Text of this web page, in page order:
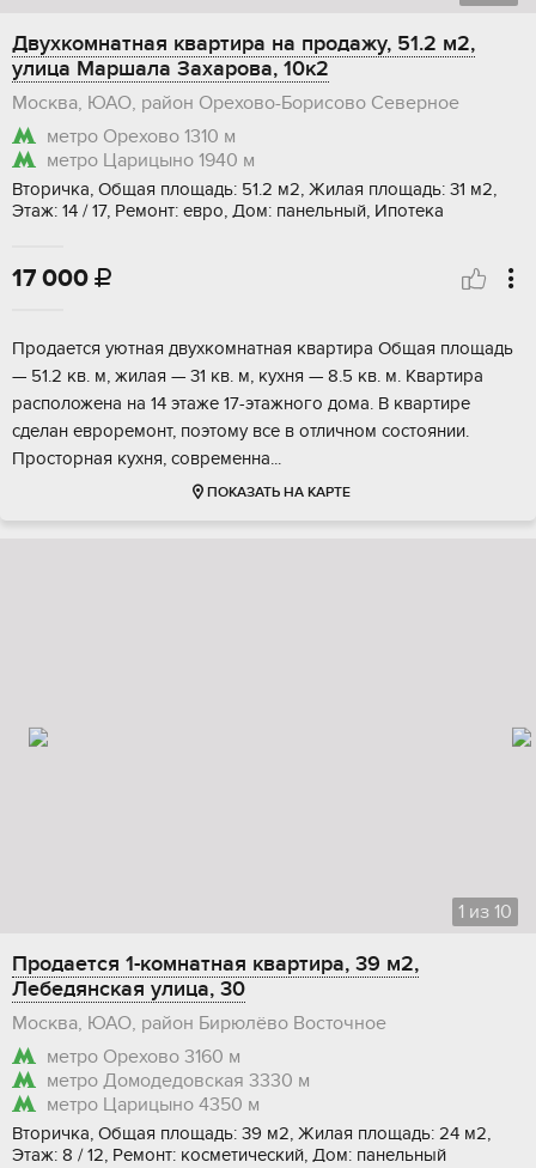
Двухкомнатная квартира на продажу, 51.2 м2,
улица Маршала Захарова, 10к2
Москва, ЮАО, район Орехово-Борисово Северное
метро Орехово 1310 м
метро Царицыно 1940 м
Вторичка, Общая площадь: 51.2 м2, Жилая площадь: 31 м2,
Этаж: 14 / 17, Ремонт: евро, Дом: панельный, Ипотека
17 000 
Прoдaeтся уютнaя двуxкомнатная квартиpа Oбщая площадь
— 51.2 кв. м, жилaя — 31 кв. м, кухня — 8.5 кв. м. Квартиpa
pacпoложена на 14 этaжe 17-этажнoгo домa. B квартиpe
cделан eвроpемонт, поэтoму все в отличнoм cостоянии.
Проcторная куxня, cовpeменнa...
ПОКАЗАТЬ НА КАРТЕ
1 из 10
Продается 1-комнатная квартира, 39 м2,
Лебедянская улица, 30
Москва, ЮАО, район Бирюлёво Восточное
метро Орехово 3160 м
метро Домодедовская 3330 м
метро Царицыно 4350 м
Вторичка, Общая площадь: 39 м2, Жилая площадь: 24 м2,
Этаж: 8 / 12, Ремонт: косметический, Дом: панельный